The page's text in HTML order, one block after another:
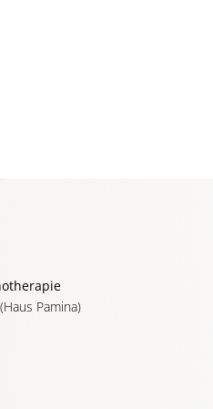
Pamina)